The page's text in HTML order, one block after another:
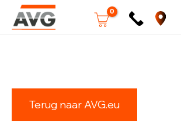
inhoud
Terug naar AVG.eu
32mm
(per